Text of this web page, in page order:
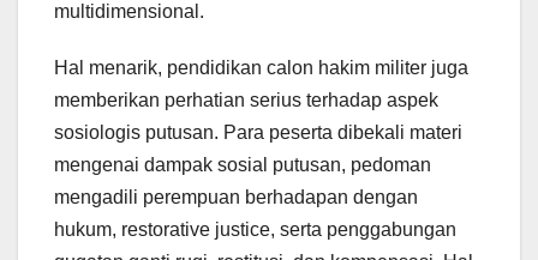
multidimensional.
Hal menarik, pendidikan calon hakim militer juga
memberikan perhatian serius terhadap aspek
sosiologis putusan. Para peserta dibekali materi
mengenai dampak sosial putusan, pedoman
mengadili perempuan berhadapan dengan
hukum, restorative justice, serta penggabungan